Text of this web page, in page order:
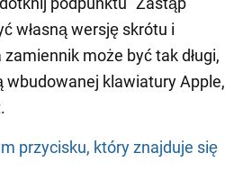
własną wersję skrótu i
może być tak długi,
wbudowanej klawiatury Apple,
przycisku, który znajduje się